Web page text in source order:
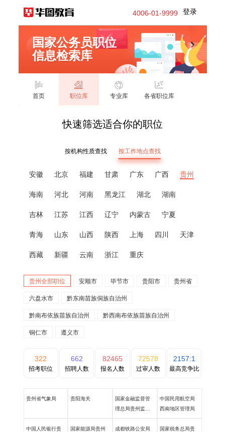
登录
4006-01-9999
国家公务员职位
信息检索库
首页 职位库 专业库 各省职位库
快速筛选适合你的职位
按机构性质查找 按工作地点查找
安徽 北京 福建 甘肃 广东 广西 贵州
海南 河北 河南 黑龙江 湖北 湖南
吉林 江苏 江西 辽宁 内蒙古 宁夏
青海 山东 山西 陕西 上海 四川 天津
西藏 新疆 云南 浙江 重庆
贵州全部职位 安顺市 毕节市 贵阳市 贵州省
六盘水市 黔东南苗族侗族自治州
黔南布依族苗族自治州 黔西南布依族苗族自治州
铜仁市 遵义市
322
招考职位
662
招聘人数
82465
报名人数
72578
过审人数
2157:1
最高竞争比
贵州省气象局 贵阳海关
国家金融监督管
理总局贵州监管
中国民用航空局
西南地区管理局
中国人民银行贵
国家能源局贵州
成都铁路公安局
国家税务总局贵